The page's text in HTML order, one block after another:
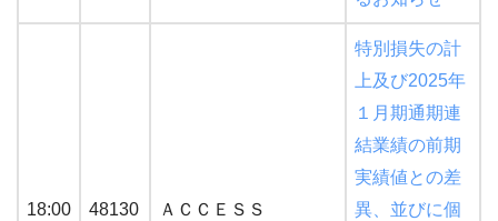
18:00 48130 ＡＣＣＥＳＳ
特別損失の計
上及び2025年
１月期通期連
結業績の前期
実績値との差
異、並びに個